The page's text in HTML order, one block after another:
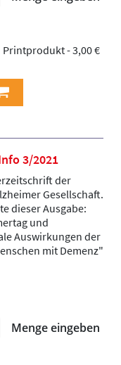
Printprodukt - 3,00 €
3/2021
der
Gesellschaft.
dieser Ausgabe:
und
Auswirkungen der
mit Demenz"
Menge eingeben